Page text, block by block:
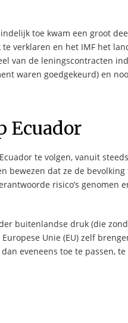
toe kwam een groot
verklaren en het IMF het
van de leningscontracten
waren goedgekeurd) en
Ecuador
te volgen, vanuit
bewezen dat ze de bevolking
risico’s genomen
buitenlandse druk (die
Unie (EU) zelf
eveneens toe te passen,